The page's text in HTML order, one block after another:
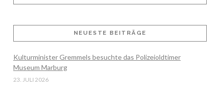
NEUESTE BEITRÄGE
Kulturminister Gremmels besuchte das Polizeioldtimer
Museum Marburg
23. JULI 2026